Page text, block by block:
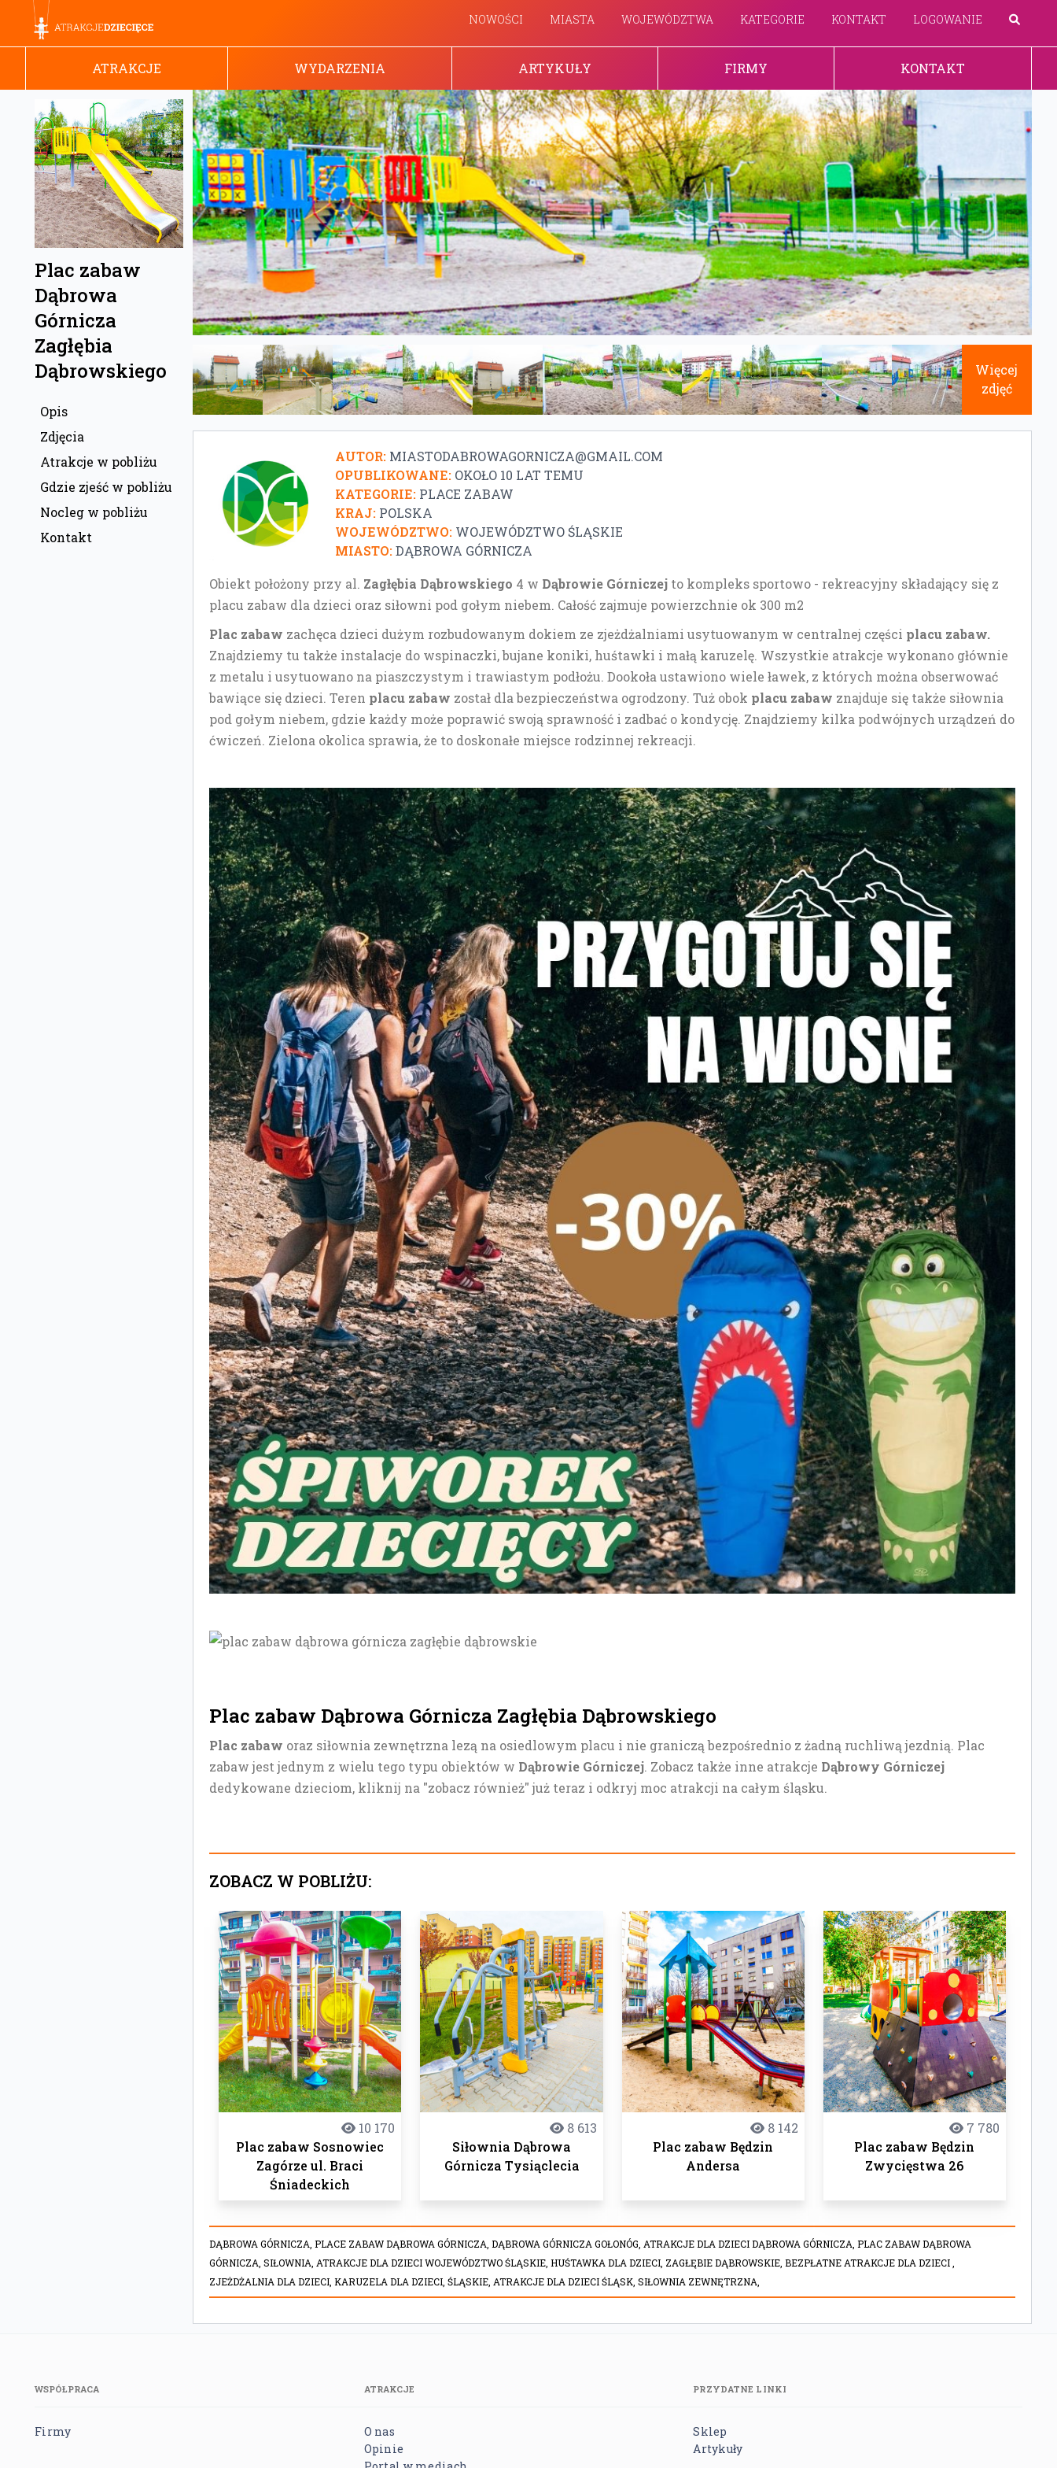
NOWOŚCI MIASTA WOJEWÓDZTWA KATEGORIE KONTAKT LOGOWANIE
ATRAKCJE WYDARZENIA ARTYKUŁY FIRMY KONTAKT
Plac zabaw
Dąbrowa
Górnicza
Zagłębia
Dąbrowskiego
Opis
Zdjęcia
Atrakcje w pobliżu
Gdzie zjeść w pobliżu
Nocleg w pobliżu
Kontakt
Więcej
zdjęć
AUTOR: MIASTODABROWAGORNICZA@GMAIL.COM
OPUBLIKOWANE: OKOŁO 10 LAT TEMU
KATEGORIE: PLACE ZABAW
KRAJ: POLSKA
WOJEWÓDZTWO: WOJEWÓDZTWO ŚLĄSKIE
MIASTO: DĄBROWA GÓRNICZA
Obiekt położony przy al. Zagłębia Dąbrowskiego 4 w Dąbrowie Górniczej to kompleks sportowo - rekreacyjny składający się z
placu zabaw dla dzieci oraz siłowni pod gołym niebem. Całość zajmuje powierzchnie ok 300 m2
Plac zabaw zachęca dzieci dużym rozbudowanym dokiem ze zjeżdżalniami usytuowanym w centralnej części placu zabaw.
Znajdziemy tu także instalacje do wspinaczki, bujane koniki, huśtawki i małą karuzelę. Wszystkie atrakcje wykonano głównie
z metalu i usytuowano na piaszczystym i trawiastym podłożu. Dookoła ustawiono wiele ławek, z których można obserwować
bawiące się dzieci. Teren placu zabaw został dla bezpieczeństwa ogrodzony. Tuż obok placu zabaw znajduje się także siłownia
pod gołym niebem, gdzie każdy może poprawić swoją sprawność i zadbać o kondycję. Znajdziemy kilka podwójnych urządzeń do
ćwiczeń. Zielona okolica sprawia, że to doskonałe miejsce rodzinnej rekreacji.
Plac zabaw Dąbrowa Górnicza Zagłębia Dąbrowskiego
Plac zabaw oraz siłownia zewnętrzna lezą na osiedlowym placu i nie graniczą bezpośrednio z żadną ruchliwą jezdnią. Plac
zabaw jest jednym z wielu tego typu obiektów w Dąbrowie Górniczej. Zobacz także inne atrakcje Dąbrowy Górniczej
dedykowane dzieciom, kliknij na "zobacz również" już teraz i odkryj moc atrakcji na całym śląsku.
ZOBACZ W POBLIŻU:
10 170
Plac zabaw Sosnowiec
Zagórze ul. Braci
Śniadeckich
8 613
Siłownia Dąbrowa
Górnicza Tysiąclecia
8 142
Plac zabaw Będzin
Andersa
7 780
Plac zabaw Będzin
Zwycięstwa 26
DĄBROWA GÓRNICZA,PLACE ZABAW DĄBROWA GÓRNICZA,DĄBROWA GÓRNICZA GOŁONÓG,ATRAKCJE DLA DZIECI DĄBROWA GÓRNICZA,PLAC ZABAW DĄBROWA
GÓRNICZA,SIŁOWNIA,ATRAKCJE DLA DZIECI WOJEWÓDZTWO ŚLĄSKIE,HUŚTAWKA DLA DZIECI, ZAGŁĘBIE DĄBROWSKIE,BEZPŁATNE ATRAKCJE DLA DZIECI ,
ZJEŻDŻALNIA DLA DZIECI,KARUZELA DLA DZIECI,ŚLĄSKIE,ATRAKCJE DLA DZIECI ŚLĄSK,SIŁOWNIA ZEWNĘTRZNA,
WSPÓŁPRACA
Firmy
ATRAKCJE
O nas
Opinie
PRZYDATNE LINKI
Sklep
Artykuły